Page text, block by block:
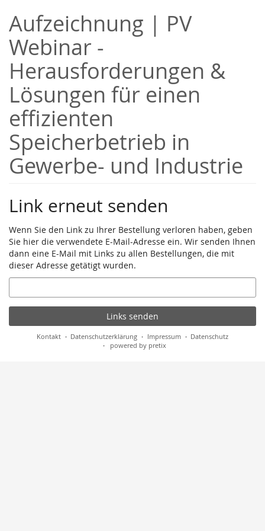
Haupt-
Inhalt
springen
Aufzeichnung | PV
Webinar -
Herausforderungen &
Lösungen für einen
effizienten
Speicherbetrieb in
Gewerbe- und Industrie
Link erneut senden
Wenn Sie den Link zu Ihrer Bestellung verloren haben, geben
Sie hier die verwendete E-Mail-Adresse ein. Wir senden Ihnen
dann eine E-Mail mit Links zu allen Bestellungen, die mit
dieser Adresse getätigt wurden.
E-
Mail
Links senden
Kontakt Datenschutzerklärung Impressum
Datenschutz
powered by pretix